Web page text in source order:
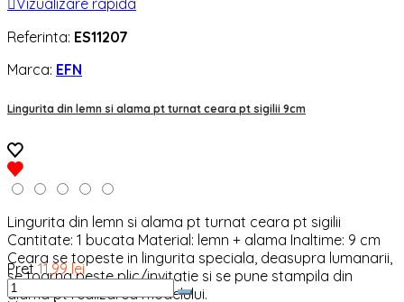
Referinta: ES11207
Marca: EFN
Lingurita din lemn si alama pt turnat ceara pt sigilii 9cm
Lingurita din lemn si alama pt turnat ceara pt sigilii
Cantitate: 1 bucata Material: lemn + alama Inaltime: 9 cm
Ceara se topeste in lingurita speciala, deasupra lumanarii,
se toarna peste plic/invitatie si se pune stampila din
alama pt realizarea modelului.
Pret 11,99 lei